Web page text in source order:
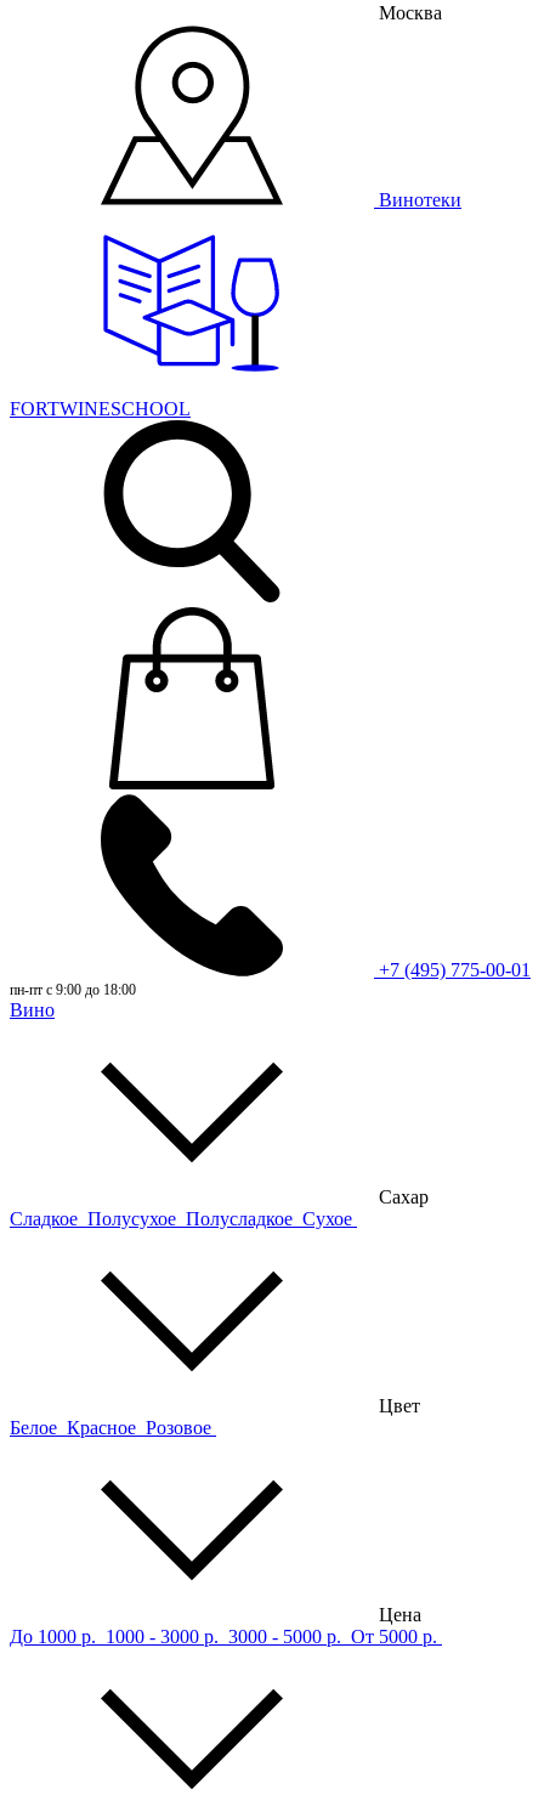
Москва
Винотеки
FORTWINESCHOOL
+7 (495) 775-00-01
пн-пт с 9:00 до 18:00
Вино
Сахар
Сладкое Полусухое Полусладкое Сухое
Цвет
Белое Красное Розовое
Цена
До 1000 р. 1000 - 3000 р. 3000 - 5000 р. От 5000 р.